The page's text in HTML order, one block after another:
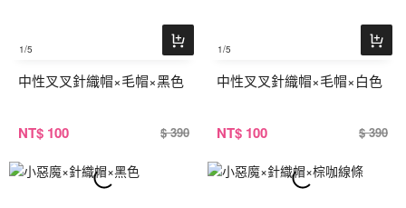
1/5
中性叉叉針織帽×毛帽×黑色
NT$ 100 $ 390
1/5
中性叉叉針織帽×毛帽×白色
NT$ 100 $ 390